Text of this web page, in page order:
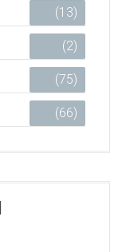
(13)
(2)
(75)
(66)